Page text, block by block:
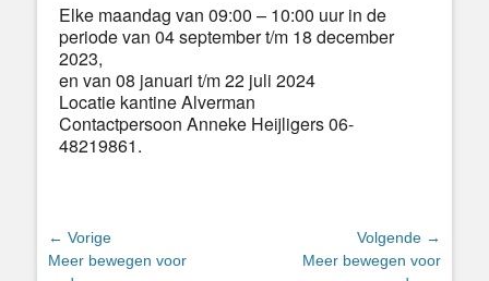
Elke maandag van 09:00 – 10:00 uur in de
periode van 04 september t/m 18 december
2023,
en van 08 januari t/m 22 juli 2024
Locatie kantine Alverman
Contactpersoon Anneke Heijligers 06-
48219861.
Bericht
navigatie
← Vorige
Vorig
Meer bewegen voor
Volgende →
Meer bewegen voor